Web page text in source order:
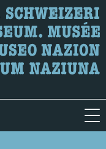
pagina.